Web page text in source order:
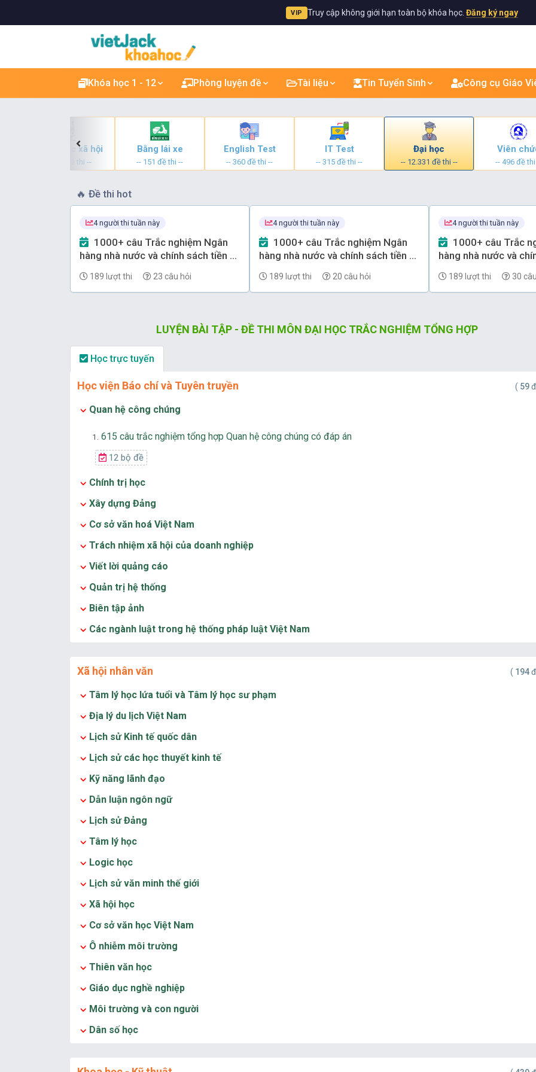
VIP Truy cập không giới hạn toàn bộ khóa học. Đăng ký ngay
Khóa học 1 - 12 Phòng luyện đề Tài liệu Tin Tuyển Sinh Công cụ Giáo
Khoa học xã hội
-- 10 đề thi --
Bằng lái xe
-- 151 đề thi --
English Test
-- 360 đề thi --
IT Test
-- 315 đề thi --
Đại học
-- 12.331 đề thi --
Viên
-- 496 đề
🔥 Đề thi hot
4 người thi tuần này
hàng nhà nước và chính sách tiền tệ
189 lượt thi 23 câu hỏi
4 người thi tuần này
hàng nhà nước và chính sách tiền tệ
189 lượt thi 20 câu hỏi
4 người thi tuần này
hàng nhà nước và
189 lượt thi 30
LUYỆN BÀI TẬP - ĐỀ THI MÔN ĐẠI HỌC TRẮC NGHIỆM TỔNG HỢP
Học trực tuyến
Học viện Báo chí và Tuyên truyền ( 59
Quan hệ công chúng
1. 615 câu trắc nghiệm tổng hợp Quan hệ công chúng có đáp án
12 bộ đề
Chính trị học
Xây dựng Đảng
Cơ sở văn hoá Việt Nam
Trách nhiệm xã hội của doanh nghiệp
Viết lời quảng cáo
Quản trị hệ thống
Biên tập ảnh
Các ngành luật trong hệ thống pháp luật Việt Nam
Xã hội nhân văn ( 194
Tâm lý học lứa tuổi và Tâm lý học sư phạm
Địa lý du lịch Việt Nam
Lịch sử Kinh tế quốc dân
Lịch sử các học thuyết kinh tế
Kỹ năng lãnh đạo
Dẫn luận ngôn ngữ
Lịch sử Đảng
Tâm lý học
Logic học
Lịch sử văn minh thế giới
Xã hội học
Cơ sở văn học Việt Nam
Ô nhiễm môi trường
Thiên văn học
Giáo dục nghề nghiệp
Môi trường và con người
Dân số học